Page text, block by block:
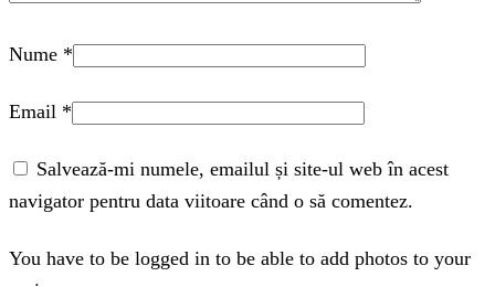
Nume *
Email *
Salvează-mi numele, emailul și site-ul web în acest
navigator pentru data viitoare când o să comentez.
You have to be logged in to be able to add photos to your